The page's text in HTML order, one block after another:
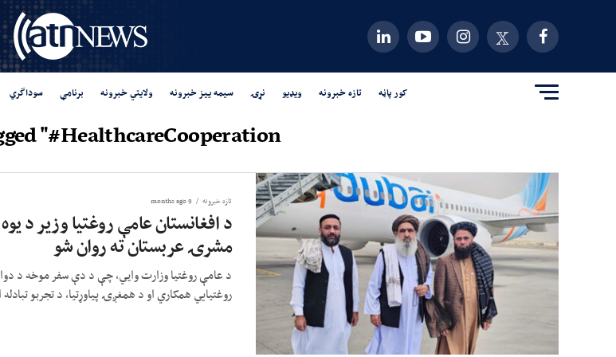
کور پاڼه تازه خبرونه ویډیو نړۍ سیمه ییز خبرونه ولایتي خبرونه برنامې سوداگري
"#HealthcareCooperation"
تازه خبرونه 9 months ago
د افغانستان عامې روغتیا وزیر د
مشرۍ عربستان ته روان شو
د عامې روغتیا وزارت وايي، چې د دې سفر موخه د
روغتیایي همکاري او د همغږۍ پیاوړتیا، د تجربو